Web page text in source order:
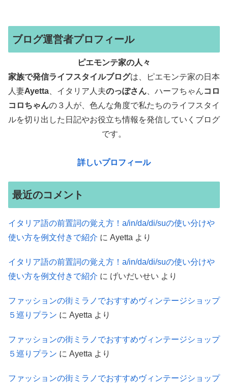
ブログ運営者プロフィール
ピエモンテ家の人々
家族で発信ライフスタイルブログは、ピエモンテ家の日本
人妻Ayetta 、イタリア人夫のっぽさん 、ハーフちゃんコロ
コロちゃんの３人が、色んな角度で私たちのライフスタイ
ルを切り出した日記やお役立ち情報を発信していくブログ
です。
詳しいプロフィール
最近のコメント
イタリア語の前置詞の覚え方！a/in/da/di/suの使い分けや
使い方を例文付きで紹介 に Ayetta より
イタリア語の前置詞の覚え方！a/in/da/di/suの使い分けや
使い方を例文付きで紹介 に げいだいせい より
ファッションの街ミラノでおすすめヴィンテージショップ
５巡りプラン に Ayetta より
ファッションの街ミラノでおすすめヴィンテージショップ
５巡りプラン に Ayetta より
ファッションの街ミラノでおすすめヴィンテージショップ